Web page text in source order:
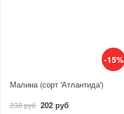
-15%
Малина (сорт 'Атлантида')
238 руб 202 руб